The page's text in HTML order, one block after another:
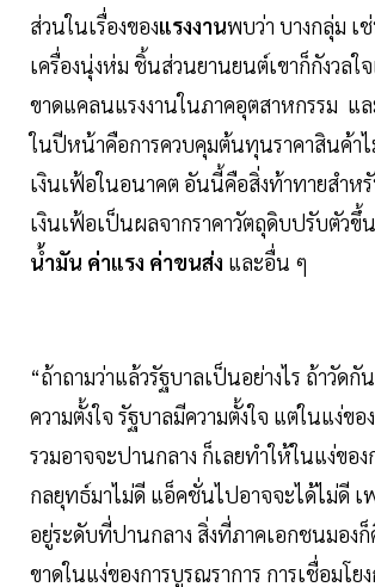
ส่วนในเรื่องของแรงงานพบว่า บางกลุ่ม เ
เครื่องนุ่งห่ม ชิ้นส่วนยานยนต์เขาก็กังวลใจ
ขาดแคลนแรงงานในภาคอุตสาหกรรม แ
ในปีหน้าคือการควบคุมต้นทุนราคาสินค้าไ
เงินเฟ้อในอนาคต อันนี้คือสิ่งท้าทายสำห
เงินเฟ้อเป็นผลจากราคาวัตถุดิบปรับตัวขึ้
น้ำมัน ค่าแรง ค่าขนส่ง และอื่น ๆ
“ถ้าถามว่าแล้วรัฐบาลเป็นอย่างไร ถ้าวัดกั
ความตั้งใจ รัฐบาลมีความตั้งใจ แต่ในแง่ข
รวมอาจจะปานกลาง ก็เลยทำให้ในแง่ขอ
กลยุทธ์มาไม่ดี แอ็คชั่นไปอาจจะได้ไม่ดี เ
อยู่ระดับที่ปานกลาง สิ่งที่ภาคเอกชนมองก็
ขาดในแง่ของการบูรณราการ การเชื่อมโย